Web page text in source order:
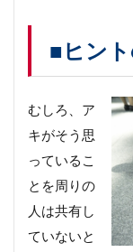
■ヒン
むしろ、ア
キがそう思
っているこ
とを周りの
人は共有し
ていないと